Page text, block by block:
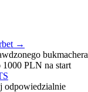
→
bukmachera
PLN na start
odpowiedzialnie